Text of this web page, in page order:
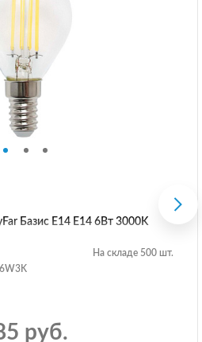
Базис E14 E14 6Вт 3000K
На складе 500 шт.
руб.